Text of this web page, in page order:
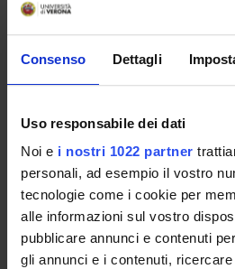
Consenso Dettagli
Uso responsabile dei dati
Noi e i nostri 1022 partner
personali, ad esempio il vostro
tecnologie come i cookie per
alle informazioni sul vostro
pubblicare annunci e contenuti
gli annunci e i contenuti,
- - -
Enrolment Procedures and
Degree Programme
Courses
Notices
Governing bodies
Rete formativa